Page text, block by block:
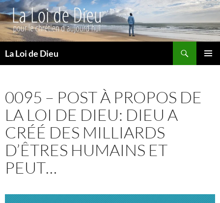
La Loi de Dieu
0095 – POST À PROPOS DE
LA LOI DE DIEU: DIEU A
CRÉÉ DES MILLIARDS
D’ÊTRES HUMAINS ET
PEUT…